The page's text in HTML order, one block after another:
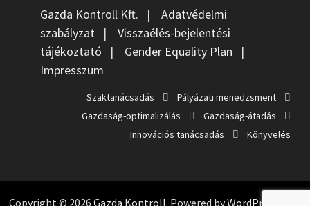
Gazda Kontroll Kft. | Adatvédelmi
szabályzat| Visszaélés-bejelentési
tájékoztató | Gender Equality Plan |
Impresszum
Szaktanácsadás
Pályázati menedzsment
Gazdaság-optimalizálás
Gazdaság-átadás
Innovációs tanácsadás
Könyvelés
Copyright © 2026 Gazda Kontroll. Powered byWordPress